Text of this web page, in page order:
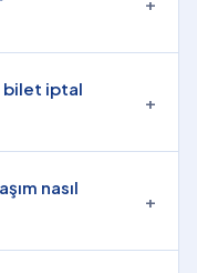
bilet iptal
+
nasıl
+